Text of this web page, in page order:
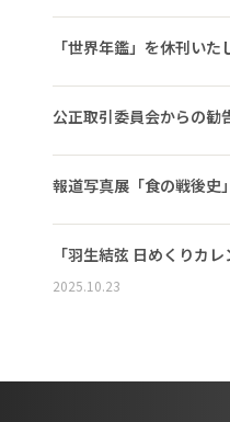
「世界年鑑」を休刊いた
公正取引委員会からの勧
報道写真展「食の戦後史
「羽生結弦 日めくりカ
2025.10.23